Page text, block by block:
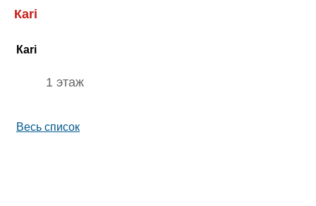
Кari
Кari
1 этаж
Весь список